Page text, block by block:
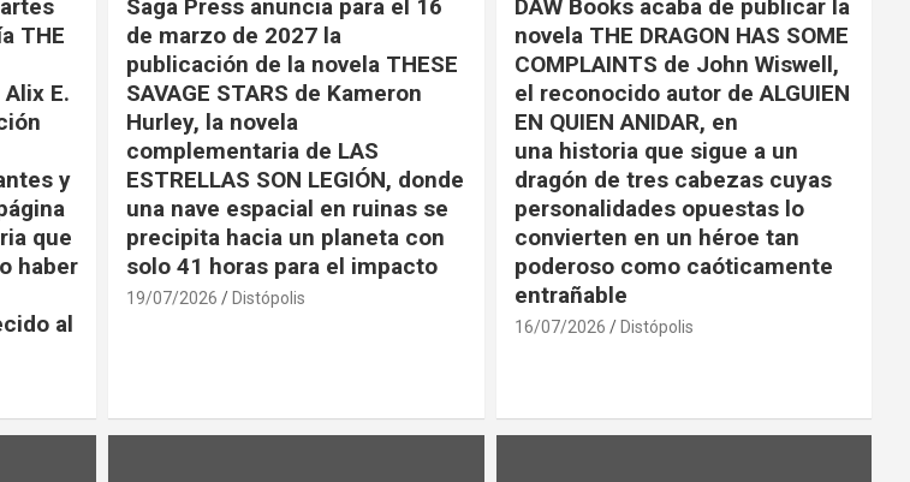
THE
Alix E.
y
que
haber
al
Saga Press anuncia para el 16
de marzo de 2027 la
publicación de la novela THESE
SAVAGE STARS de Kameron
Hurley, la novela
complementaria de LAS
ESTRELLAS SON LEGIÓN, donde
una nave espacial en ruinas se
precipita hacia un planeta con
solo 41 horas para el impacto
19/07/2026 Distópolis
DAW Books acaba de publicar la
novela THE DRAGON HAS SOME
COMPLAINTS de John Wiswell,
el reconocido autor de ALGUIEN
EN QUIEN ANIDAR, en
una historia que sigue a un
dragón de tres cabezas cuyas
personalidades opuestas lo
convierten en un héroe tan
poderoso como caóticamente
entrañable
16/07/2026 Distópolis